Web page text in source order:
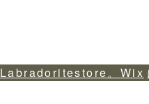
Labradoritestore。Wix